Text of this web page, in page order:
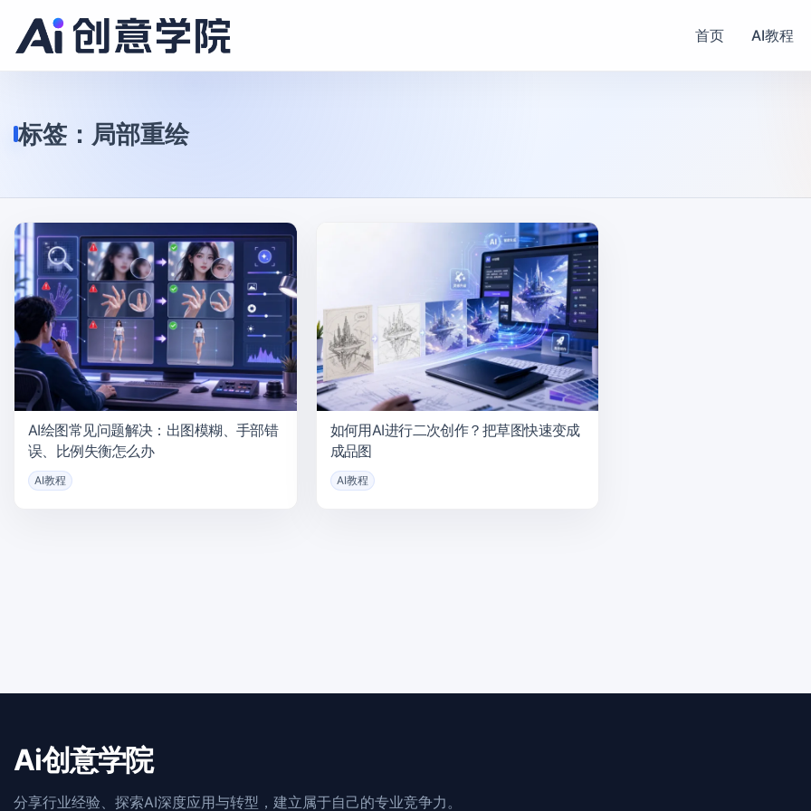
首页 AI教程
标签： 局部重绘
AI绘图常见问题解决：出图模糊、手部错
误、比例失衡怎么办
AI教程
如何用AI进行二次创作？把草图快速变成
成品图
AI教程
Ai创意学院
分享行业经验、探索AI深度应用与转型，建立属于自己的专业竞争力。